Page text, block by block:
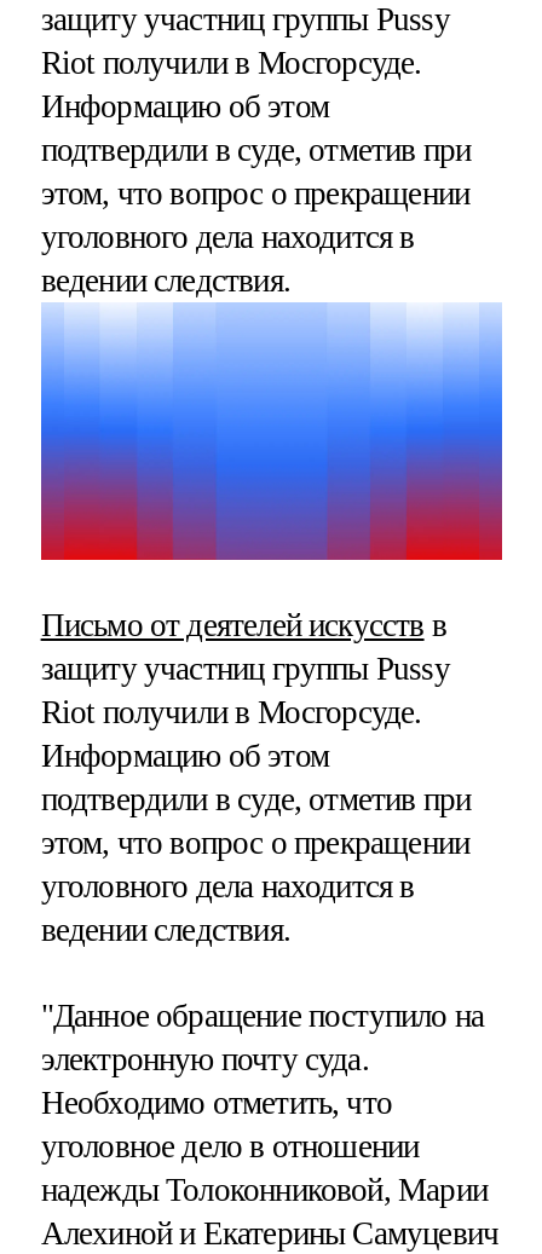
защиту участниц группы Pussy
Riot получили в Мосгорсуде.
Информацию об этом
подтвердили в суде, отметив при
этом, что вопрос о прекращении
уголовного дела находится в
ведении следствия.
Письмо от деятелей искусств в
защиту участниц группы Pussy
Riot получили в Мосгорсуде.
Информацию об этом
подтвердили в суде, отметив при
этом, что вопрос о прекращении
уголовного дела находится в
ведении следствия.
"Данное обращение поступило на
электронную почту суда.
Необходимо отметить, что
уголовное дело в отношении
надежды Толоконниковой, Марии
Алехиной и Екатерины Самуцевич